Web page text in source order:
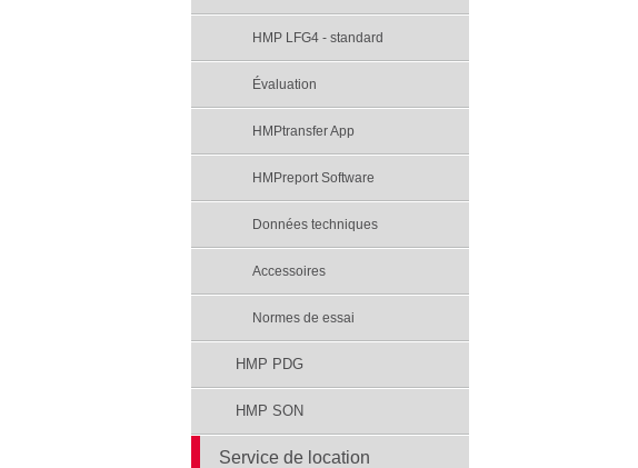
HMP LFG4 - standard
Évaluation
HMPtransfer App
HMPreport Software
Données techniques
Accessoires
Normes de essai
HMP PDG
HMP SON
Service de location